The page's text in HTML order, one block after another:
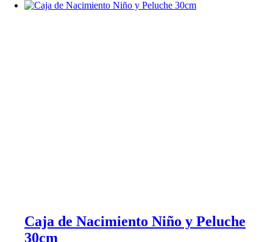
Caja de Nacimiento Niño y Peluche
30cm